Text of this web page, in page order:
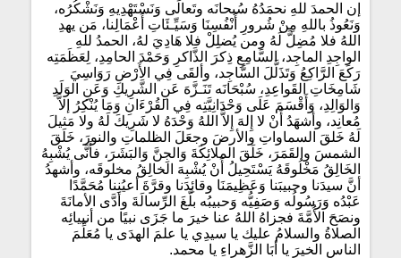
إن الحمدَ للهِ نحمَدُهُ سُبحانَه وتَعالَى وَنَسْتَهْدِيهِ وَنَشْكُرُه،
وَنَعُوذُ باللهِ مِنْ شُرورِ أَنْفُسِنَا وَسَيِّـئَاتِ أَعْمَالِنا، مَن يهدِ
اللهُ فلا مُضِلَّ لَهُ ومن يُضلِلْ فلا هَادِيَ لهُ، الحمدُ للهِ
الواجِدِ الماجِد، السَّامِعِ ذِكرَ الذَّاكرِ وَحَمْدَ الحامِدِ، لِعَظَمَتِه
رَكَعَ الرَّاكِعُ وَتَذَلَّلَ السَّاجِد، وألقَى فِي الأَرْضِ رَوَاسِيَ
شَامِخَاتِ القَواعِدِ، سُبْحَانَه تَنَـزَّهَ عَنِ الشَّرِيكِ وَعَنِ الوَلَدِ
وَالوَالِدِ، وَأَقْسَمَ عَلَى وَحْدَانِيَّتِه فِي القُرْءَانِ وَمَا يُنْكِرُ إلاَّ
مُعانِد، وأشهَدُ أَنْ لا إِلهَ إِلاَّ اللهُ وَحْدَهُ لا شَرِيكَ لَهُ ولا مَثيلَ
لَهُ خَلقَ السماواتِ والأرضَ وجعَلَ الظلماتِ والنورَ، خَلَقَ
الشمسَ والقَمَرَ، خَلَقَ الملائِكَةَ وَالجِنَّ وَالبَشَرَ، فأَنَّى يُشْبِهُ
الخَالِقُ مَخْلُوقَهُ يَسْتَحِيلُ أَنْ يُشْبِهَ الخالِقُ مخلوقَه، وأشهدُ
أنَّ سيدَنا وحبيبَنا وَعَظِيمَنَا وقائِدَنا وقرَّةَ أعيُنِنا مُحَمَّدًا
عَبْدُه وَرَسُولُه وَصَفِيُّه وَحبيبُه بلَّغَ الرِّسالَةَ وأدَّى الأمانَةَ
ونصَحَ الأُمَّةَ فجزاهُ اللهُ عنا خيرَ ما جَزَى نبيًا من أنبيائِه
الصلاةُ والسلامُ عليك يا سيدِي يا علمَ الهدَى يا مُعَلِّمَ
الناسِ الخيرَ يا أبَا الزَّهراءِ يا محمد.